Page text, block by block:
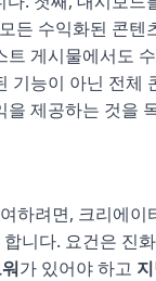
든 수익화된 콘텐
게시물에서도
기능이 아닌 전체
제공하는 것을
하려면, 크리에이
니다. 요건은 진
가 있어야 하고